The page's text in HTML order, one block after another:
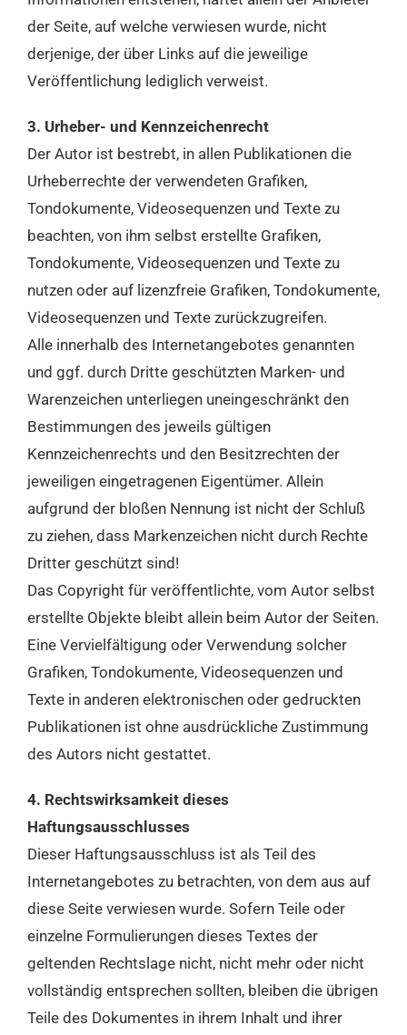
der Seite, auf welche verwiesen wurde, nicht
derjenige, der über Links auf die jeweilige
Veröffentlichung lediglich verweist.
3. Urheber- und Kennzeichenrecht
Der Autor ist bestrebt, in allen Publikationen die
Urheberrechte der verwendeten Grafiken,
Tondokumente, Videosequenzen und Texte zu
beachten, von ihm selbst erstellte Grafiken,
Tondokumente, Videosequenzen und Texte zu
nutzen oder auf lizenzfreie Grafiken, Tondokumente,
Videosequenzen und Texte zurückzugreifen.
Alle innerhalb des Internetangebotes genannten
und ggf. durch Dritte geschützten Marken- und
Warenzeichen unterliegen uneingeschränkt den
Bestimmungen des jeweils gültigen
Kennzeichenrechts und den Besitzrechten der
jeweiligen eingetragenen Eigentümer. Allein
aufgrund der bloßen Nennung ist nicht der Schluß
zu ziehen, dass Markenzeichen nicht durch Rechte
Dritter geschützt sind!
Das Copyright für veröffentlichte, vom Autor selbst
erstellte Objekte bleibt allein beim Autor der Seiten.
Eine Vervielfältigung oder Verwendung solcher
Grafiken, Tondokumente, Videosequenzen und
Texte in anderen elektronischen oder gedruckten
Publikationen ist ohne ausdrückliche Zustimmung
des Autors nicht gestattet.
4. Rechtswirksamkeit dieses
Haftungsausschlusses
Dieser Haftungsausschluss ist als Teil des
Internetangebotes zu betrachten, von dem aus auf
diese Seite verwiesen wurde. Sofern Teile oder
einzelne Formulierungen dieses Textes der
geltenden Rechtslage nicht, nicht mehr oder nicht
vollständig entsprechen sollten, bleiben die übrigen
Teile des Dokumentes in ihrem Inhalt und ihrer